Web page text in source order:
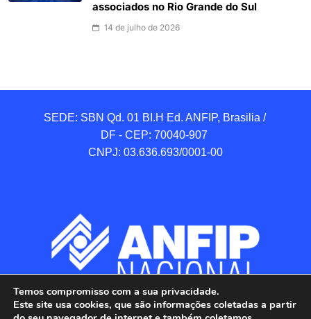
associados no Rio Grande do Sul
14 de julho de 2026
SEDE: SBN Qd. 01 BI.H Ed. ANFIP, Brasilia /
DF - CEP: 70040-907
CNPJ: 03.636.693/0001-00
Temos compromisso com a sua privacidade.
Este site usa cookies, que são informações coletadas a partir